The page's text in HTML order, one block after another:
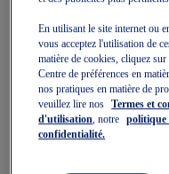
Chaussures De Course
Femmes
189,99 $
220,00 $
En utilisant le site internet ou
vous acceptez l'utilisation de
matière de cookies, cliquez
Centre de préférences en
nos pratiques en matière de
veuillez lire nos
Termes et
d'utilisation, notre politique
confidentialité.